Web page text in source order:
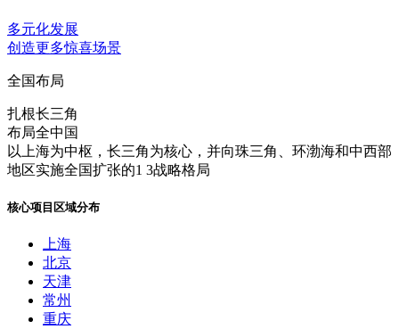
多元化发展
创造更多惊喜场景
全国布局
扎根长三角
布局全中国
以上海为中枢，长三角为核心，并向珠三角、环渤海和中西部
地区实施全国扩张的1 3战略格局
核心项目区域分布
上海
北京
天津
常州
重庆